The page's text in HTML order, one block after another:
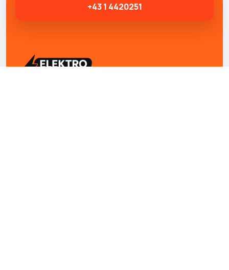
+43 1 4420251